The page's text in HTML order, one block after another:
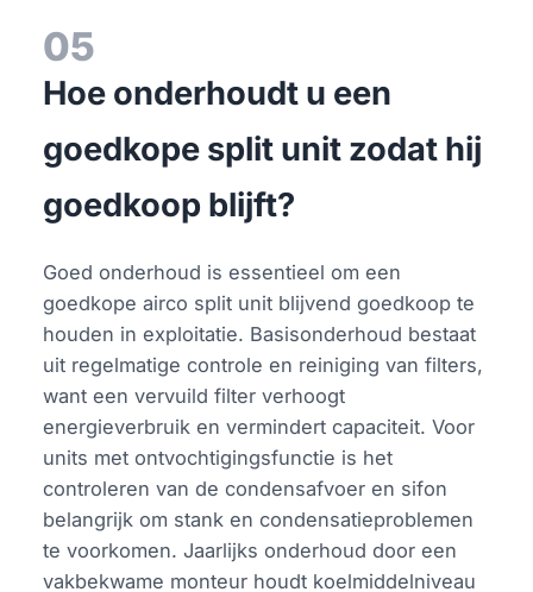
05
Hoe onderhoudt u een
goedkope split unit zodat hij
goedkoop blijft?
Goed onderhoud is essentieel om een
goedkope airco split unit blijvend goedkoop te
houden in exploitatie. Basisonderhoud bestaat
uit regelmatige controle en reiniging van filters,
want een vervuild filter verhoogt
energieverbruik en vermindert capaciteit. Voor
units met ontvochtigingsfunctie is het
controleren van de condensafvoer en sifon
belangrijk om stank en condensatieproblemen
te voorkomen. Jaarlijks onderhoud door een
vakbekwame monteur houdt koelmiddelniveau